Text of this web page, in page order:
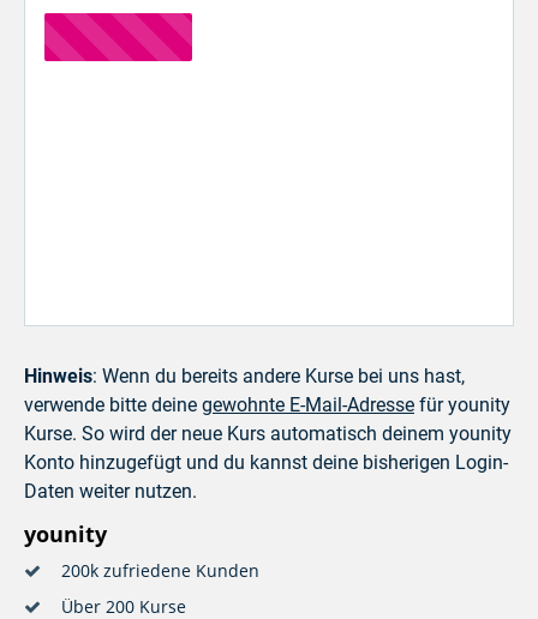
Hinweis: Wenn du bereits andere Kurse bei uns hast,
verwende bitte deine gewohnte E-Mail-Adresse für younity
Kurse. So wird der neue Kurs automatisch deinem younity
Konto hinzugefügt und du kannst deine bisherigen Login-
Daten weiter nutzen.
younity
200k zufriedene Kunden
Über 200 Kurse